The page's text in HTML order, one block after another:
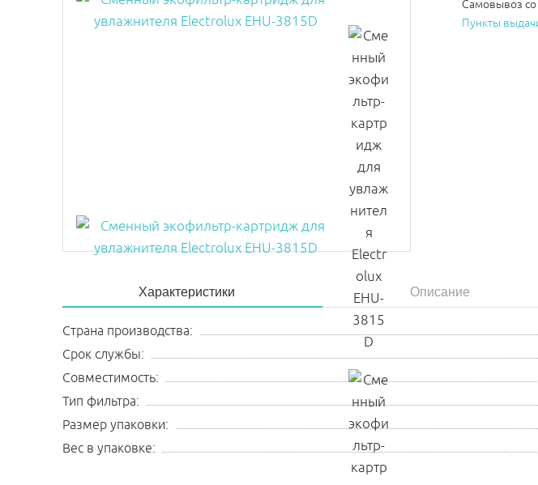
Самовывоз со
Пункты
Характеристики Описание
Страна производства:
Срок службы:
Совместимость:
Тип фильтра:
Размер упаковки:
Вес в упаковке: